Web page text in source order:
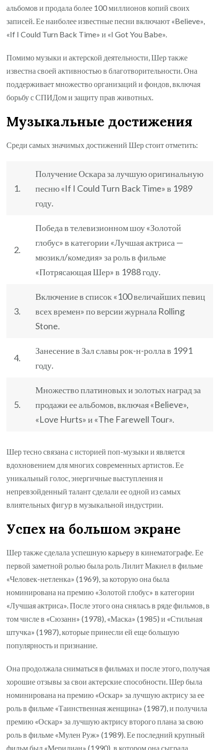
альбомов и продала более 100 миллионов копий своих
записей. Ее наиболее известные песни включают «Believe»,
«If I Could Turn Back Time» и «I Got You Babe».
Помимо музыки и актерской деятельности, Шер также
известна своей активностью в благотворительности. Она
поддерживает множество организаций и фондов, включая
борьбу с СПИДом и защиту прав животных.
Музыкальные достижения
Среди самых значимых достижений Шер стоит отметить:
1.
Получение Оскара за лучшую оригинальную
песню «If I Could Turn Back Time» в 1989
году.
2.
Победа в телевизионном шоу «Золотой
глобус» в категории «Лучшая актриса —
мюзикл/комедия» за роль в фильме
«Потрясающая Шер» в 1988 году.
3.
Включение в список «100 величайших певиц
всех времен» по версии журнала Rolling
Stone.
4.
Занесение в Зал славы рок-н-ролла в 1991
году.
5.
Множество платиновых и золотых наград за
продажи ее альбомов, включая «Believe»,
«Love Hurts» и «The Farewell Tour».
Шер тесно связана с историей поп-музыки и является
вдохновением для многих современных артистов. Ее
уникальный голос, энергичные выступления и
непревзойденный талант сделали ее одной из самых
влиятельных фигур в музыкальной индустрии.
Успех на большом экране
Шер также сделала успешную карьеру в кинематографе. Ее
первой заметной ролью была роль Лилит Макиел в фильме
«Человек-нетленка» (1969), за которую она была
номинирована на премию «Золотой глобус» в категории
«Лучшая актриса». После этого она снялась в ряде фильмов, в
том числе в «Сюзанн» (1978), «Маска» (1985) и «Стильная
штучка» (1987), которые принесли ей еще большую
популярность и признание.
Она продолжала сниматься в фильмах и после этого, получая
хорошие отзывы за свои актерские способности. Шер была
номинирована на премию «Оскар» за лучшую актрису за ее
роль в фильме «Таинственная женщина» (1987), и получила
премию «Оскар» за лучшую актрису второго плана за свою
роль в фильме «Мулен Руж» (1989). Ее последний крупный
фильм был «Меридиан» (1990), в котором она сыграла